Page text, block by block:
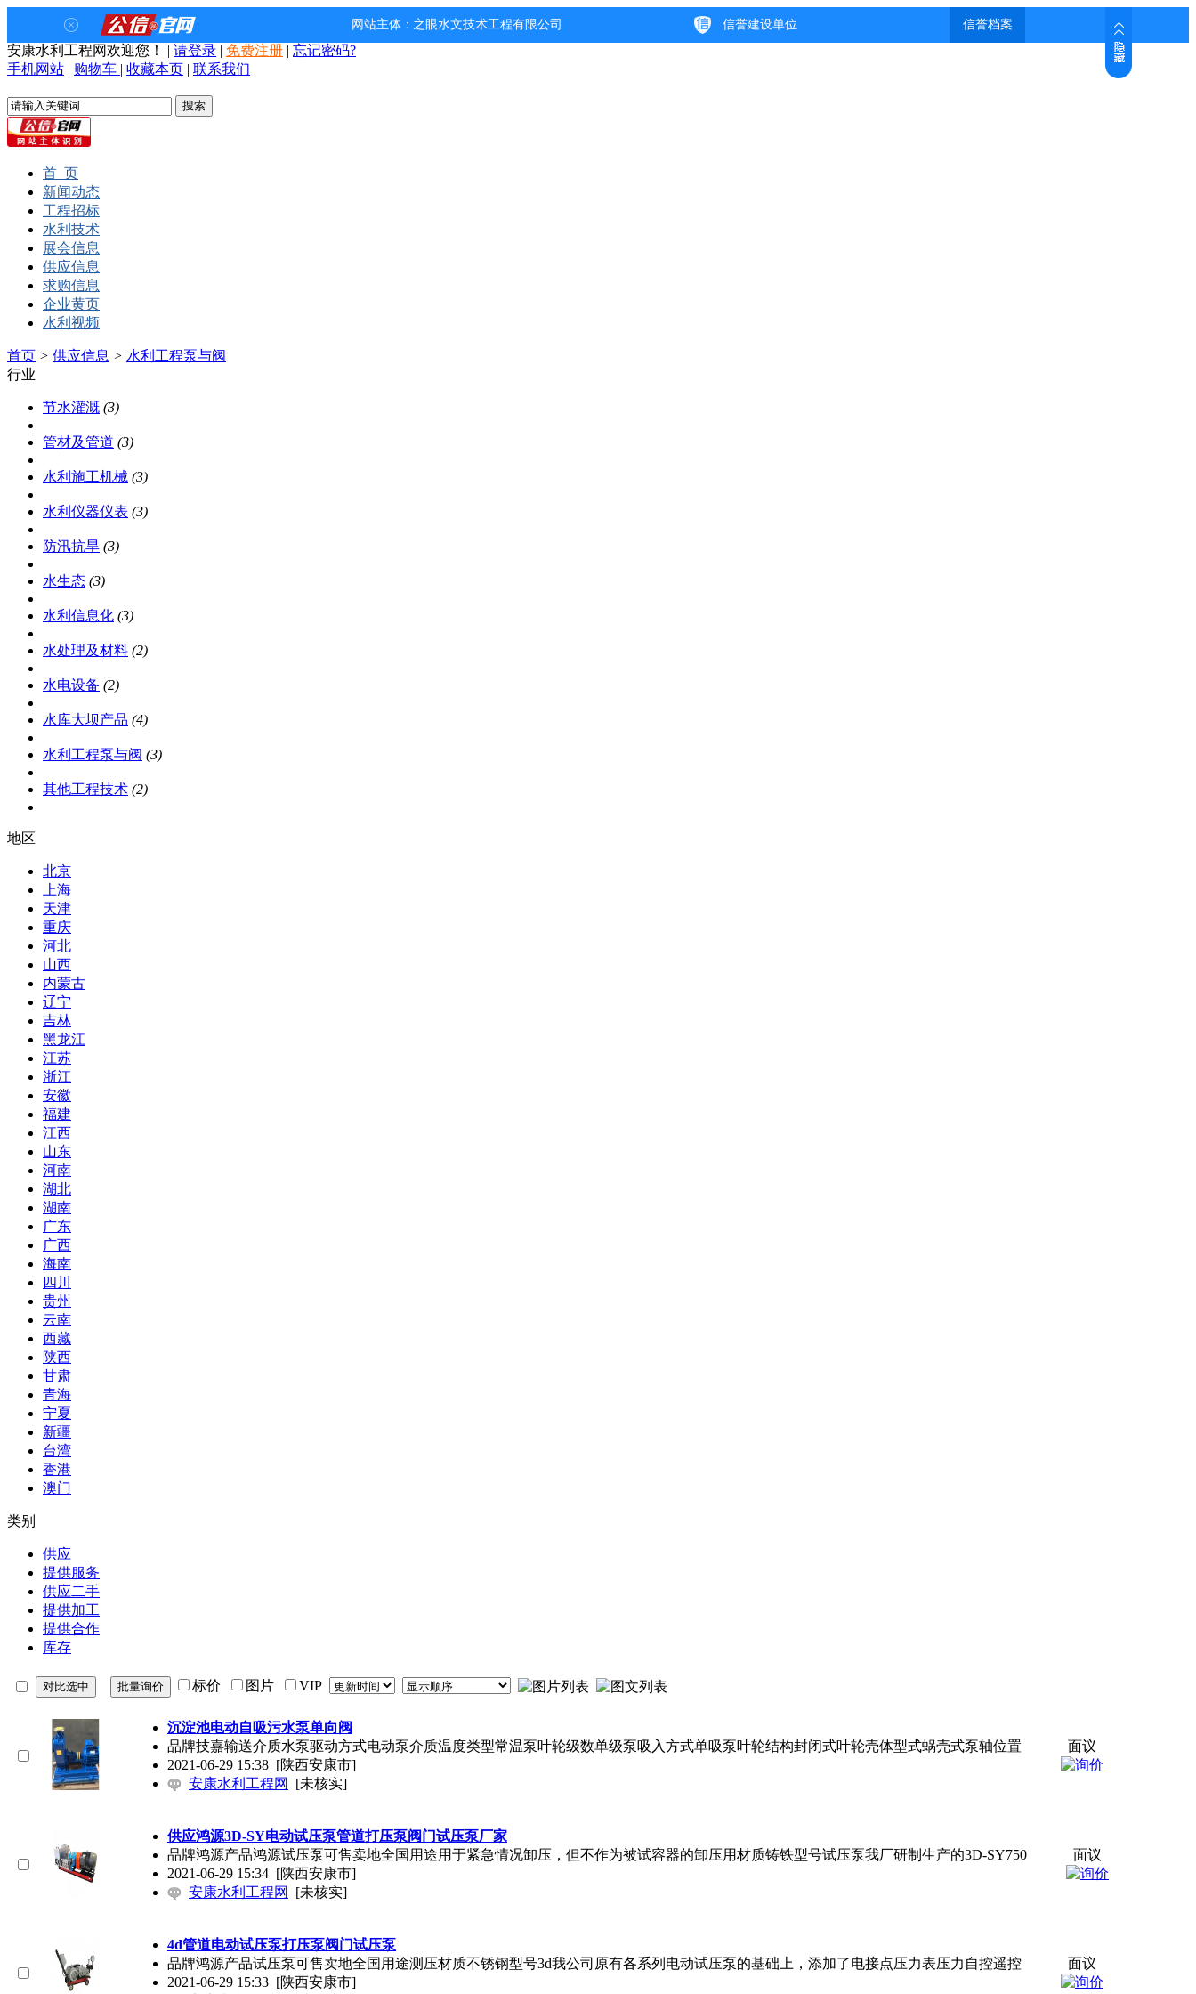
安康水利工程网欢迎您！ | 请登录 | 免费注册 | 忘记密码?
手机网站 | 购物车 | 收藏本页 | 联系我们
首 页
新闻动态
工程招标
水利技术
展会信息
供应信息
求购信息
企业黄页
水利视频
首页 > 供应信息 > 水利工程泵与阀
行业
节水灌溉 (3)
管材及管道 (3)
水利施工机械 (3)
水利仪器仪表 (3)
防汛抗旱 (3)
水生态 (3)
水利信息化 (3)
水处理及材料 (2)
水电设备 (2)
水库大坝产品 (4)
水利工程泵与阀 (3)
其他工程技术 (2)
地区
北京
上海
天津
重庆
河北
山西
内蒙古
辽宁
吉林
黑龙江
江苏
浙江
安徽
福建
江西
山东
河南
湖北
湖南
广东
广西
海南
四川
贵州
云南
西藏
陕西
甘肃
青海
宁夏
新疆
台湾
香港
澳门
类别
供应
提供服务
供应二手
提供加工
提供合作
库存
标价 图片 VIP
沉淀池电动自吸污水泵单向阀
品牌技嘉输送介质水泵驱动方式电动泵介质温度类型常温泵叶轮级数单级泵吸入方式单吸泵叶轮结构封闭式叶轮壳体型式蜗壳式泵轴位置
2021-06-29 15:38 [陕西安康市]
安康水利工程网
[未核实]
面议
供应鸿源3D-SY电动试压泵管道打压泵阀门试压泵厂家
品牌鸿源产品鸿源试压泵可售卖地全国用途用于紧急情况卸压，但不作为被试容器的卸压用材质铸铁型号试压泵我厂研制生产的3D-SY750
2021-06-29 15:34 [陕西安康市]
安康水利工程网
[未核实]
面议
4d管道电动试压泵打压泵阀门试压泵
品牌鸿源产品试压泵可售卖地全国用途测压材质不锈钢型号3d我公司原有各系列电动试压泵的基础上，添加了电接点压力表压力自控遥控
2021-06-29 15:33 [陕西安康市]
面议